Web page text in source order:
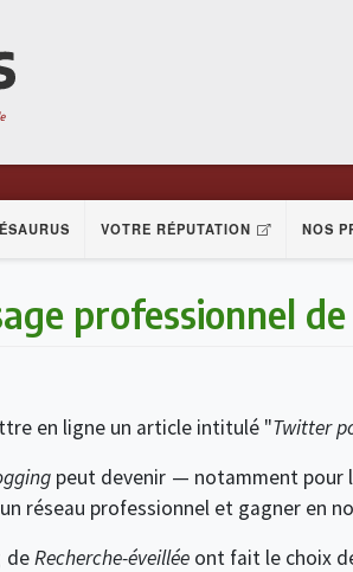
VOTRE RÉPUTATION NOS
professionnel
en ligne un article intitulé "Twitter
peut devenir — notamment pour
réseau professionnel et gagner en
deRecherche-éveilléeont fait le choix